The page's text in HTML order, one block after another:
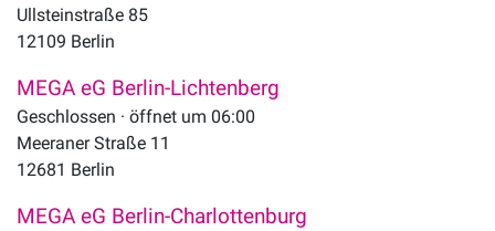
Ullsteinstraße 85
12109 Berlin
MEGA eG Berlin-Lichtenberg
Geschlossen · öffnet um 06:00
Meeraner Straße 11
12681 Berlin
MEGA eG Berlin-Charlottenburg